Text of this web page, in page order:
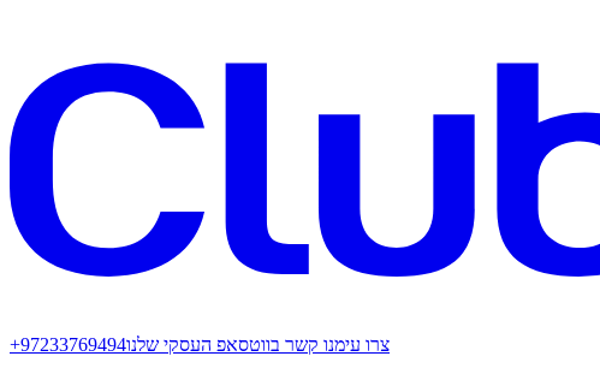
+97233769494צרו עימנו קשר בווטסאפ העסקי שלנו